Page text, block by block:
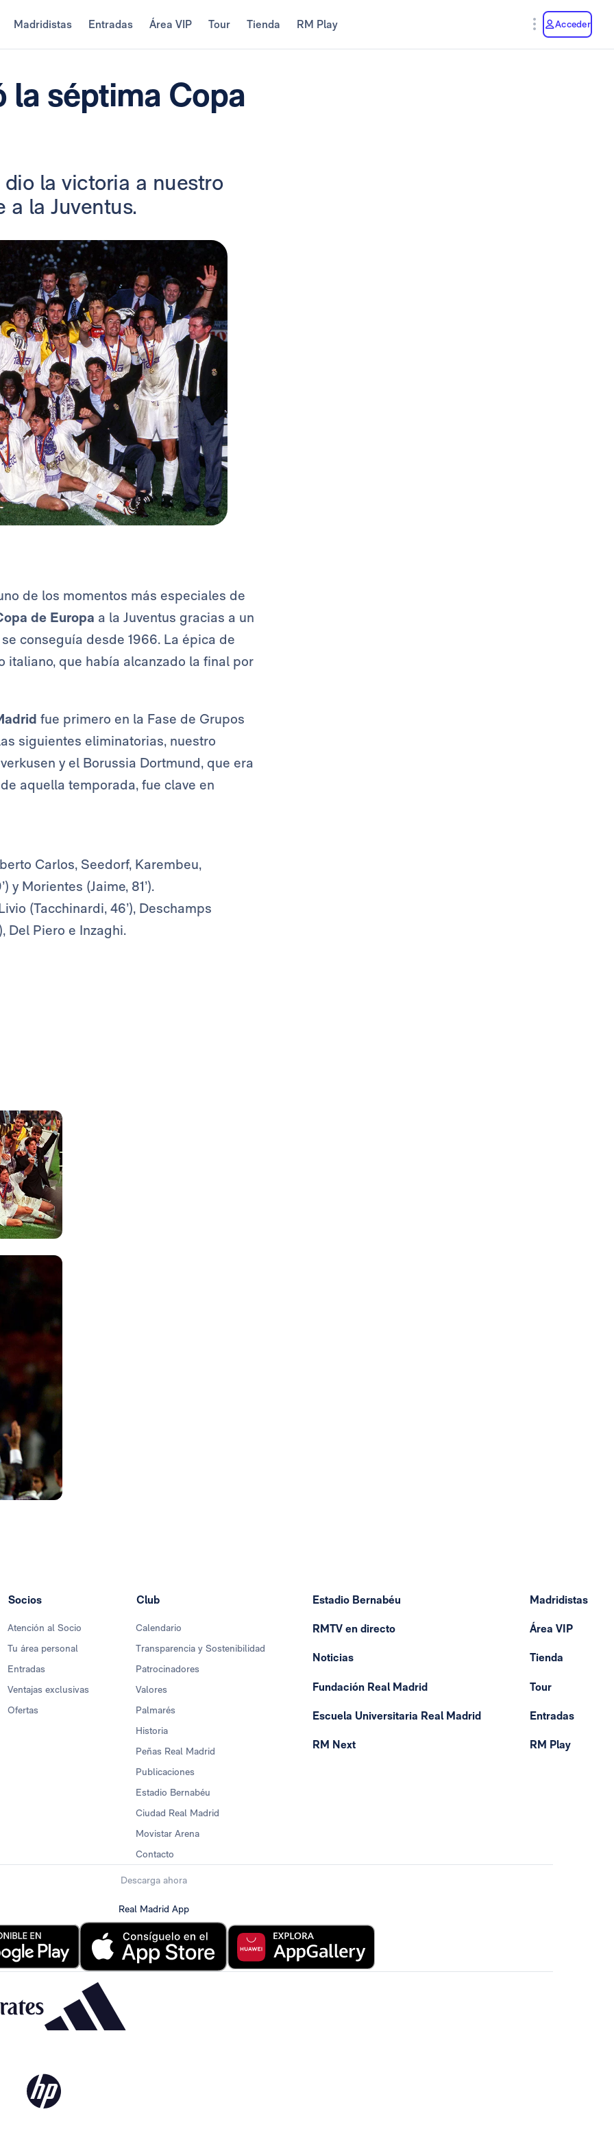
Madridistas Entradas Área VIP Tour Tienda RM Play Acceder
la séptima Copa
la victoria a nuestro
la Juventus.
de los momentos más especiales de
de Europa a la Juventus gracias a un
conseguía desde 1966. La épica de
que había alcanzado la final por
fue primero en la Fase de Grupos
siguientes eliminatorias, nuestro
y el Borussia Dortmund, que era
aquella temporada, fue clave en
Carlos, Seedorf, Karembeu,
y Morientes (Jaime, 81’).
(Tacchinardi, 46’), Deschamps
Del Piero e Inzaghi.
Socios
Atención al Socio
Tu área personal
Entradas
Ventajas exclusivas
Ofertas
Club
Calendario
Transparencia y Sostenibilidad
Patrocinadores
Valores
Palmarés
Historia
Peñas Real Madrid
Publicaciones
Estadio Bernabéu
Ciudad Real Madrid
Movistar Arena
Contacto
Estadio Bernabéu
RMTV en directo
Noticias
Fundación Real Madrid
Escuela Universitaria Real Madrid
RM Next
Madridistas
Área VIP
Tienda
Tour
Entradas
RM Play
Descarga ahora
Real Madrid App